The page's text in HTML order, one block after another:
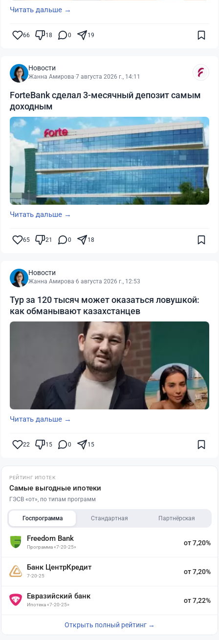
Читать дальше →
66 18 0 19
Новости
Жанна Амирова·7 августа 2026 г., 14:11
ForteBank сделал 3-месячный депозит самым
доходным
Читать дальше →
65 21 0 18
Новости
Жанна Амирова·6 августа 2026 г., 12:53
Тур за 120 тысяч может оказаться ловушкой:
как обманывают казахстанцев
Читать дальше →
22 15 0 15
РЕЙТИНГ ИПОТЕК
Самые выгодные ипотеки
ГЭСВ «от», по типам программ
Госпрограмма Стандартная Партнёрская
Freedom Bank
Программа «7-20-25»
от 7,20%
Банк ЦентрКредит
7-20-25
от 7,20%
Евразийский банк
Ипотека «7-20-25»
от 7,22%
Открыть полный рейтинг →